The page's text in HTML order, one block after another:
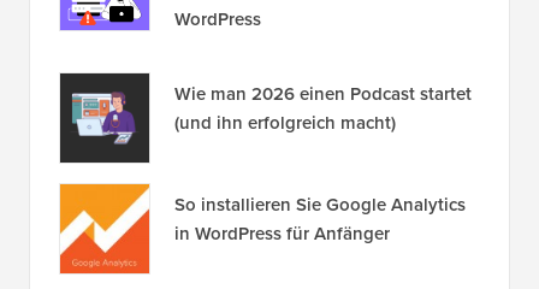
WordPress
Wie man 2026 einen Podcast startet
(und ihn erfolgreich macht)
So installieren Sie Google Analytics
in WordPress für Anfänger